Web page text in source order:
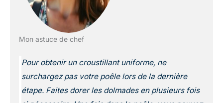
Mon astuce de chef
Pour obtenir un croustillant uniforme, ne
surchargez pas votre poêle lors de la dernière
étape. Faites dorer les dolmades en plusieurs fois